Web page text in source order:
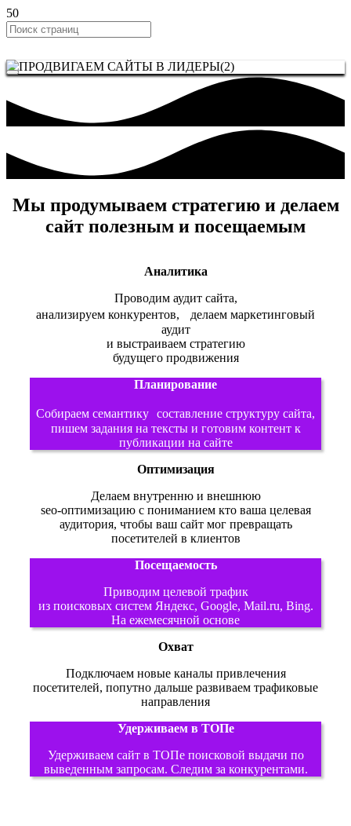
Мы продумываем стратегию и делаем
сайт полезным и посещаемым
Аналитика
Проводим аудит сайта,
анализируем конкурентов, делаем маркетинговый
аудит
и выстраиваем стратегию
будущего продвижения
Планирование
Собираем семантику составление структуру сайта,
пишем задания на тексты и готовим контент к
публикации на сайте
Оптимизация
Делаем внутренню и внешнюю
seo-оптимизацию с пониманием кто ваша целевая
аудитория, чтобы ваш сайт мог превращать
посетителей в клиентов
Посещаемость
Приводим целевой трафик
из поисковых систем Яндекс, Google, Mail.ru, Bing.
На ежемесячной основе
Охват
Подключаем новые каналы привлечения
посетителей, попутно дальше развиваем трафиковые
направления
Удерживаем в ТОПе
Удерживаем сайт в ТОПе поисковой выдачи по
выведенным запросам. Следим за конкурентами.